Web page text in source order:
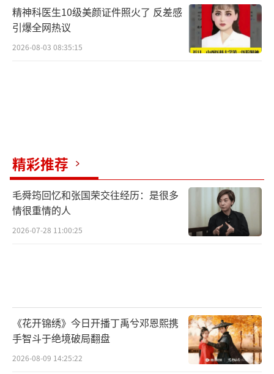
精神科医生10级美颜证件照火了 反差感
引爆全网热议
2026-08-03 08:35:15
精彩推荐
毛舜筠回忆和张国荣交往经历：是很多
情很重情的人
2026-07-28 11:00:25
《花开锦绣》今日开播丁禹兮邓恩熙携
手智斗于绝境破局翻盘
2026-08-09 14:25:22